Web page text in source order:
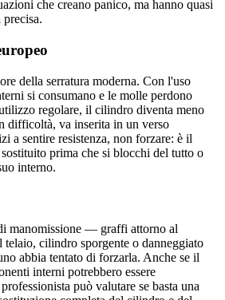
che creano panico, ma hanno quasi
precisa.
della serratura moderna. Con l'uso
si consumano e le molle perdono
regolare, il cilindro diventa meno
difficoltà, va inserita in un verso
a sentire resistenza, non forzare: è il
prima che si blocchi del tutto o
interno.
manomissione — graffi attorno al
telaio, cilindro sporgente o danneggiato
abbia tentato di forzarla. Anche se il
interni potrebbero essere
può valutare se basta una